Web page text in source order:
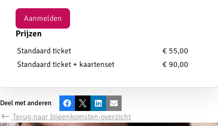
Aanmelden
Prijzen
Standaard ticket
€ 55,00
Standaard ticket + kaartenset
€ 90,00
Deel met anderen Facebook
X LinkedInE-mail
Terug naar bijeenkomsten-overzicht